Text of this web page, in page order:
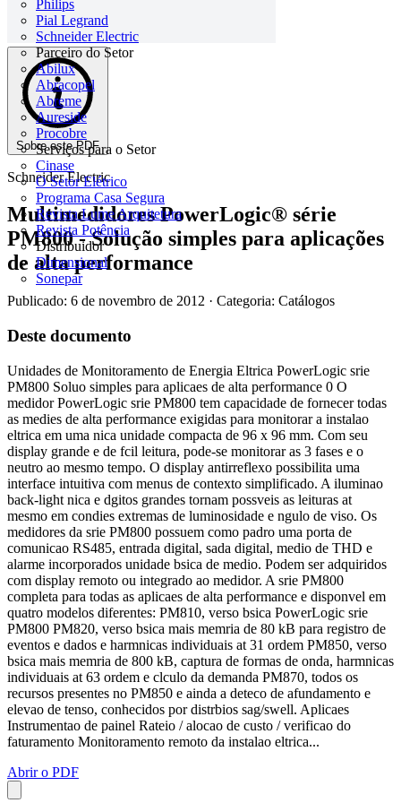
Philips
Pial Legrand
Schneider Electric
Parceiro do Setor
Abilux
Abracopel
Abreme
Aureside
Procobre
Serviços para o Setor
Cinase
O Setor Elétrico
Programa Casa Segura
Revista Lume Arquitetura
Revista Potência
Distribuidor
Dimensional
Sonepar
Sobre este PDF
Schneider Electric
Multimedidores PowerLogic® série
PM800 - Solução simples para aplicações
de alta performance
Publicado: 6 de novembro de 2012 · Categoria: Catálogos
Deste documento
Unidades de Monitoramento de Energia Eltrica PowerLogic srie
PM800 Soluo simples para aplicaes de alta performance 0 O
medidor PowerLogic srie PM800 tem capacidade de fornecer todas
as medies de alta performance exigidas para monitorar a instalao
eltrica em uma nica unidade compacta de 96 x 96 mm. Com seu
display grande e de fcil leitura, pode-se monitorar as 3 fases e o
neutro ao mesmo tempo. O display antirreflexo possibilita uma
interface intuitiva com menus de contexto simplificado. A iluminao
back-light nica e dgitos grandes tornam possveis as leituras at
mesmo em condies extremas de luminosidade e ngulo de viso. Os
medidores da srie PM800 possuem como padro uma porta de
comunicao RS485, entrada digital, sada digital, medio de THD e
alarme incorporados unidade bsica de medio. Podem ser adquiridos
com display remoto ou integrado ao medidor. A srie PM800
completa para todas as aplicaes de alta performance e disponvel em
quatro modelos diferentes: PM810, verso bsica PowerLogic srie
PM800 PM820, verso bsica mais memria de 80 kB para registro de
eventos e dados e harmnicas individuais at 31 ordem PM850, verso
bsica mais memria de 800 kB, captura de formas de onda, harmnicas
individuais at 63 ordem e clculo da demanda PM870, todos os
recursos presentes no PM850 e ainda a deteco de afundamento e
elevao de tenso, conhecidos por distrbios sag/swell. Aplicaes
Instrumentao de painel Rateio / alocao de custo / verificao do
faturamento Monitoramento remoto da instalao eltrica...
Abrir o PDF